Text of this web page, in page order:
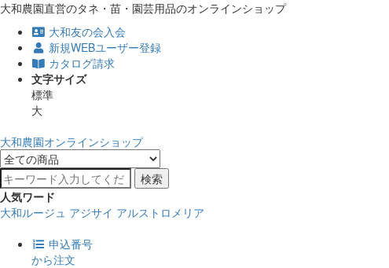
大和農園直営のタネ・苗・園芸用品のオンラインショップ
大和友の会入会
新規WEBユーザー登録
カタログ請求
文字サイズ
標準
大
大和農園オンラインショップ
検索
人気ワード
大和ルージュ アジサイ アルストロメリア
申込番号
から注文